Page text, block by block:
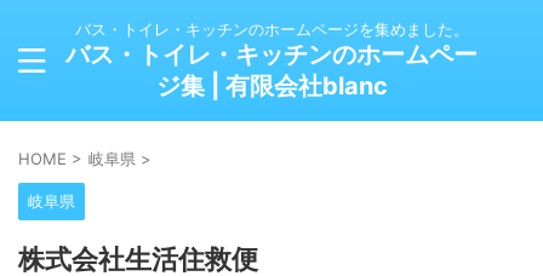
バス・トイレ・キッチンのホームページを集めました。
バス・トイレ・キッチンのホームペー
ジ集 | 有限会社blanc
HOME > 岐阜県 >
岐阜県
株式会社生活住救便